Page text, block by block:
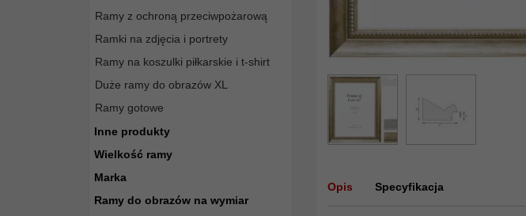
Ramy z ochroną przeciwpożarową
Ramki na zdjęcia i portrety
Ramy na koszulki piłkarskie i t-shirt
Duże ramy do obrazów XL
Ramy gotowe
Inne produkty
Wielkość ramy
Marka
Ramy do obrazów na wymiar
Opis Specyfikacja